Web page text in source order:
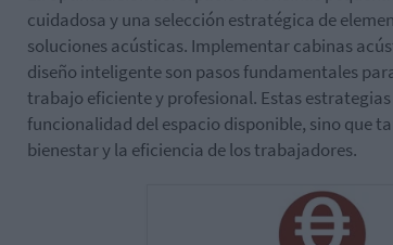
cuidadosa y una selección estratégica de
soluciones acústicas. Implementar cabinas
diseño inteligente son pasos fundamentales
trabajo eficiente y profesional. Estas
funcionalidad del espacio disponible, sino que
bienestar y la eficiencia de los trabajadores.